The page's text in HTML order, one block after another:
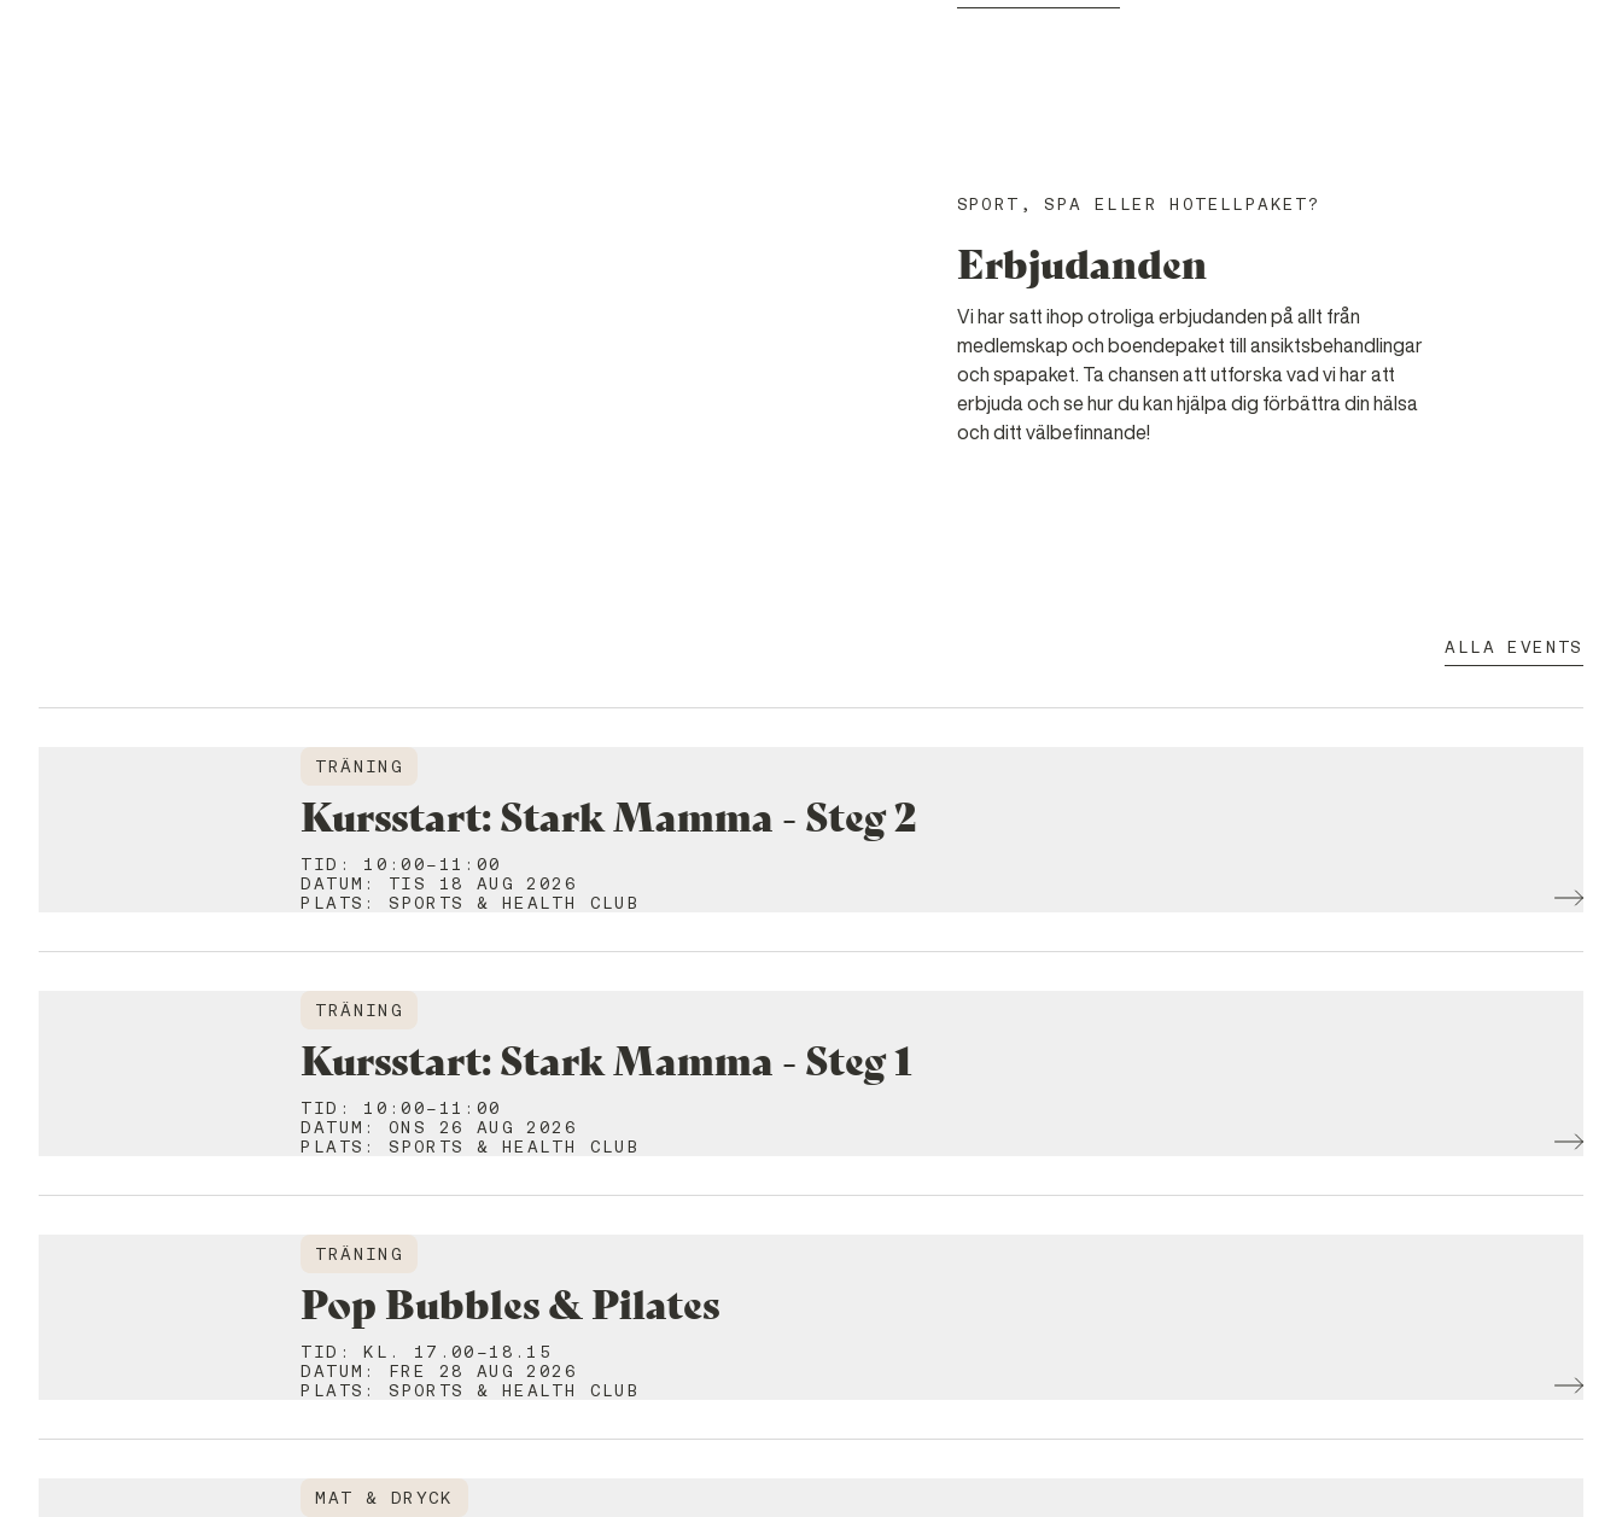
SPORT, SPA ELLER HOTELLPAKET?
Erbjudanden
Vi har satt ihop otroliga erbjudanden på allt från
medlemskap och boendepaket till ansiktsbehandlingar
och spapaket. Ta chansen att utforska vad vi har att
erbjuda och se hur du kan hjälpa dig förbättra din hälsa
och ditt välbefinnande!
ALLA EVENTS
TRÄNING
Kursstart: Stark Mamma - Steg 2
TID : 10:00-11:00
DATUM :
TIS 18 AUG 2026
PLATS : SPORTS & HEALTH CLUB
TRÄNING
Kursstart: Stark Mamma - Steg 1
TID : 10:00-11:00
DATUM :
ONS 26 AUG 2026
PLATS : SPORTS & HEALTH CLUB
TRÄNING
Pop Bubbles & Pilates
TID :KL. 17.00-18.15
DATUM :
FRE 28 AUG 2026
PLATS : SPORTS & HEALTH CLUB
MAT & DRYCK